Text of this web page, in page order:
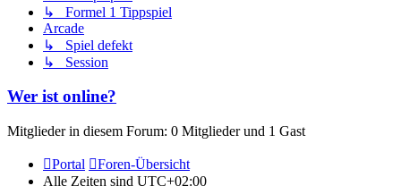
↳ Formel 1 Tippspiel
Arcade
↳ Spiel defekt
↳ Session
Wer ist online?
Mitglieder in diesem Forum: 0 Mitglieder und 1 Gast
Portal
Foren-Übersicht
Alle Zeiten sind UTC+02:00